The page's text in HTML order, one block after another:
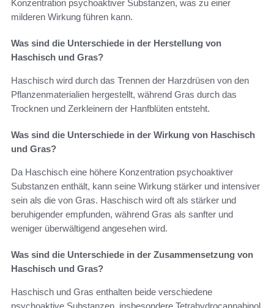
Konzentration psychoaktiver Substanzen, was zu einer
milderen Wirkung führen kann.
Was sind die Unterschiede in der Herstellung von
Haschisch und Gras?
Haschisch wird durch das Trennen der Harzdrüsen von den
Pflanzenmaterialien hergestellt, während Gras durch das
Trocknen und Zerkleinern der Hanfblüten entsteht.
Was sind die Unterschiede in der Wirkung von Haschisch
und Gras?
Da Haschisch eine höhere Konzentration psychoaktiver
Substanzen enthält, kann seine Wirkung stärker und intensiver
sein als die von Gras. Haschisch wird oft als stärker und
beruhigender empfunden, während Gras als sanfter und
weniger überwältigend angesehen wird.
Was sind die Unterschiede in der Zusammensetzung von
Haschisch und Gras?
Haschisch und Gras enthalten beide verschiedene
psychoaktive Substanzen, insbesondere Tetrahydrocannabinol